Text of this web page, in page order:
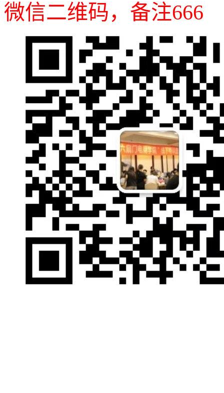
微信二维码，备注666